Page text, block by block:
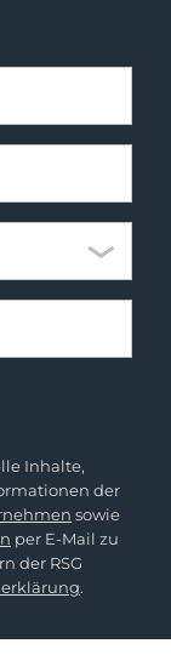
Inhalte,
der
sowie
per E-Mail zu
der RSG
.